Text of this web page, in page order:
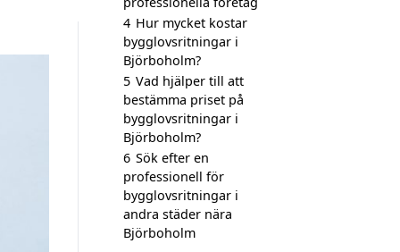
4 Hur mycket kostar
bygglovsritningar i
Björboholm?
5 Vad hjälper till att
bestämma priset på
bygglovsritningar i
Björboholm?
6 Sök efter en
professionell för
bygglovsritningar i
andra städer nära
Björboholm